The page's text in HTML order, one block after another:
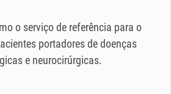
o serviço de referência para o
portadores de doenças
e neurocirúrgicas.